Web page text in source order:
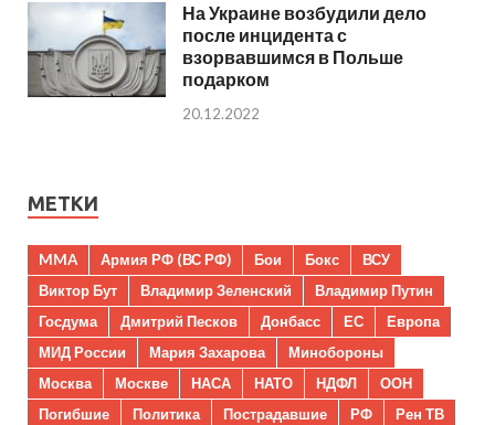
На Украине возбудили дело
после инцидента с
взорвавшимся в Польше
подарком
20.12.2022
МЕТКИ
MMA Армия РФ (ВС РФ) Бои Бокс
ВСУ
Виктор Бут
Владимир Зеленский
Владимир Путин
Госдума
Дмитрий Песков Донбасс ЕС
Европа
МИД России
Мария Захарова
Минобороны
Москва
Москве НАСА НАТО НДФЛ
ООН
Погибшие
Политика Пострадавшие РФ
Рен ТВ